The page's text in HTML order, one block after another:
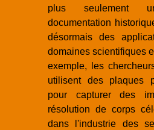
plus seulement
documentation
désormais des
domaines scientifiques
exemple, les
utilisent des plaques
pour capturer des
résolution de corps
dans l'industrie des